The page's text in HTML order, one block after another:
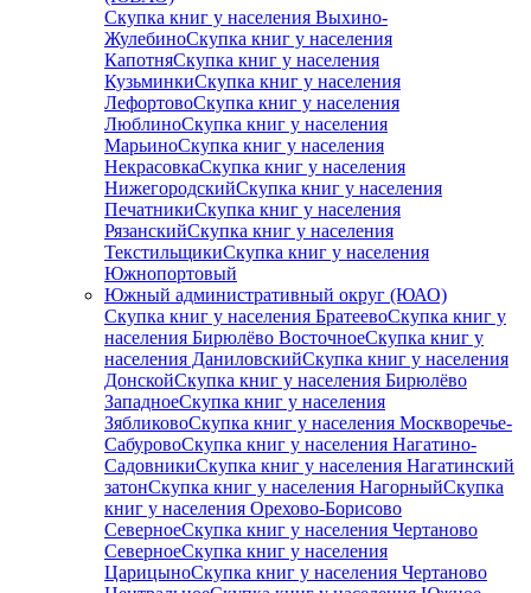
Скупка книг у населения Выхино-
ЖулебиноСкупка книг у населения
КапотняСкупка книг у населения
КузьминкиСкупка книг у населения
ЛефортовоСкупка книг у населения
ЛюблиноСкупка книг у населения
МарьиноСкупка книг у населения
НекрасовкаСкупка книг у населения
НижегородскийСкупка книг у населения
ПечатникиСкупка книг у населения
РязанскийСкупка книг у населения
ТекстильщикиСкупка книг у населения
Южнопортовый
Южный административный округ (ЮАО)
Скупка книг у населения БратеевоСкупка книг у
населения Бирюлёво ВосточноеСкупка книг у
населения ДаниловскийСкупка книг у населения
ДонскойСкупка книг у населения Бирюлёво
ЗападноеСкупка книг у населения
ЗябликовоСкупка книг у населения Москворечье-
СабуровоСкупка книг у населения Нагатино-
СадовникиСкупка книг у населения Нагатинский
затонСкупка книг у населения НагорныйСкупка
книг у населения Орехово-Борисово
СеверноеСкупка книг у населения Чертаново
СеверноеСкупка книг у населения
ЦарицыноСкупка книг у населения Чертаново